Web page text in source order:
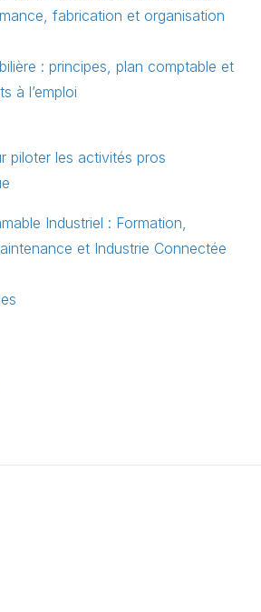
fabrication et organisation
: principes, plan comptable et
à l’emploi
piloter les activités pros
Industriel : Formation,
et Industrie Connectée